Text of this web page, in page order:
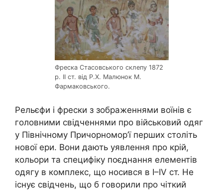
Фреска Стасовського склепу 1872
р. ІІ ст. від Р.Х. Малюнок М.
Фармаковського.
Рельєфи і фрески з зображеннями воїнів є
головними свідченнями про військовий одяг
у Північному Причорномор’ї перших століть
нової ери. Вони дають уявлення про крій,
кольори та специфіку поєднання елементів
одягу в комплекс, що носився в І–IV ст. Не
існує свідчень, що б говорили про чіткий